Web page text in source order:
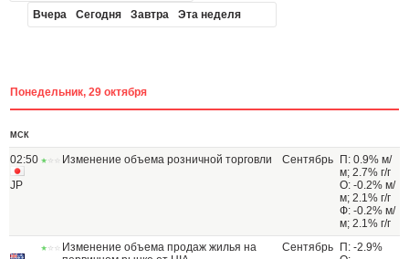
Вчера Сегодня Завтра Эта неделя
Понедельник, 29 октября
МСК
02:50
JP
Изменение объема розничной торговли Сентябрь
П: 0.9% м/
м; 2.7% г/г
О: -0.2% м/
м; 2.1% г/г
Ф: -0.2% м/
м; 2.1% г/г
Изменение объема продаж жилья на
Сентябрь
П: -2.9%